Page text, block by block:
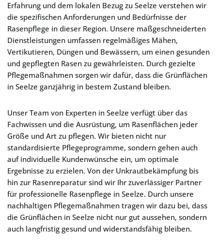
Erfahrung und dem lokalen Bezug zu Seelze verstehen wir
die spezifischen Anforderungen und Bedürfnisse der
Rasenpflege in dieser Region. Unsere maßgeschneiderten
Dienstleistungen umfassen regelmäßiges Mähen,
Vertikutieren, Düngen und Bewässern, um einen gesunden
und gepflegten Rasen zu gewährleisten. Durch gezielte
Pflegemaßnahmen sorgen wir dafür, dass die Grünflächen
in Seelze ganzjährig in bestem Zustand bleiben.
Unser Team von Experten in Seelze verfügt über das
Fachwissen und die Ausrüstung, um Rasenflächen jeder
Größe und Art zu pflegen. Wir bieten nicht nur
standardisierte Pflegeprogramme, sondern gehen auch
auf individuelle Kundenwünsche ein, um optimale
Ergebnisse zu erzielen. Von der Unkrautbekämpfung bis
hin zur Rasenreparatur sind wir Ihr zuverlässiger Partner
für professionelle Rasenpflege in Seelze. Durch unsere
nachhaltigen Pflegemaßnahmen tragen wir dazu bei, dass
die Grünflächen in Seelze nicht nur gut aussehen, sondern
auch langfristig gesund und widerstandsfähig bleiben.